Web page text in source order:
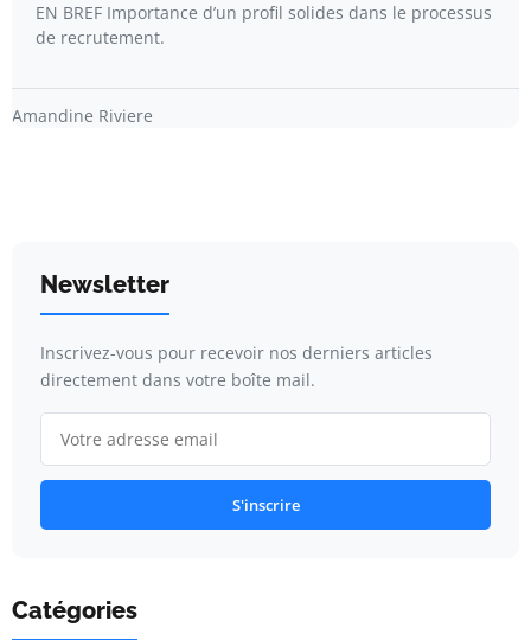
EN BREF Importance d’un profil solides dans le processus
de recrutement.
Amandine Riviere
Newsletter
Inscrivez-vous pour recevoir nos derniers articles
directement dans votre boîte mail.
S'inscrire
Catégories